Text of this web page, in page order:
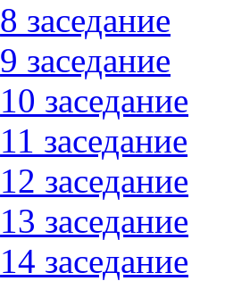
8 заседание
9 заседание
10 заседание
11 заседание
12 заседание
13 заседание
14 заседание